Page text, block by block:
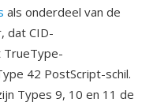
als onderdeel van de
dat CID-
TrueType-
42 PostScript-schil.
Types 9, 10 en 11 de